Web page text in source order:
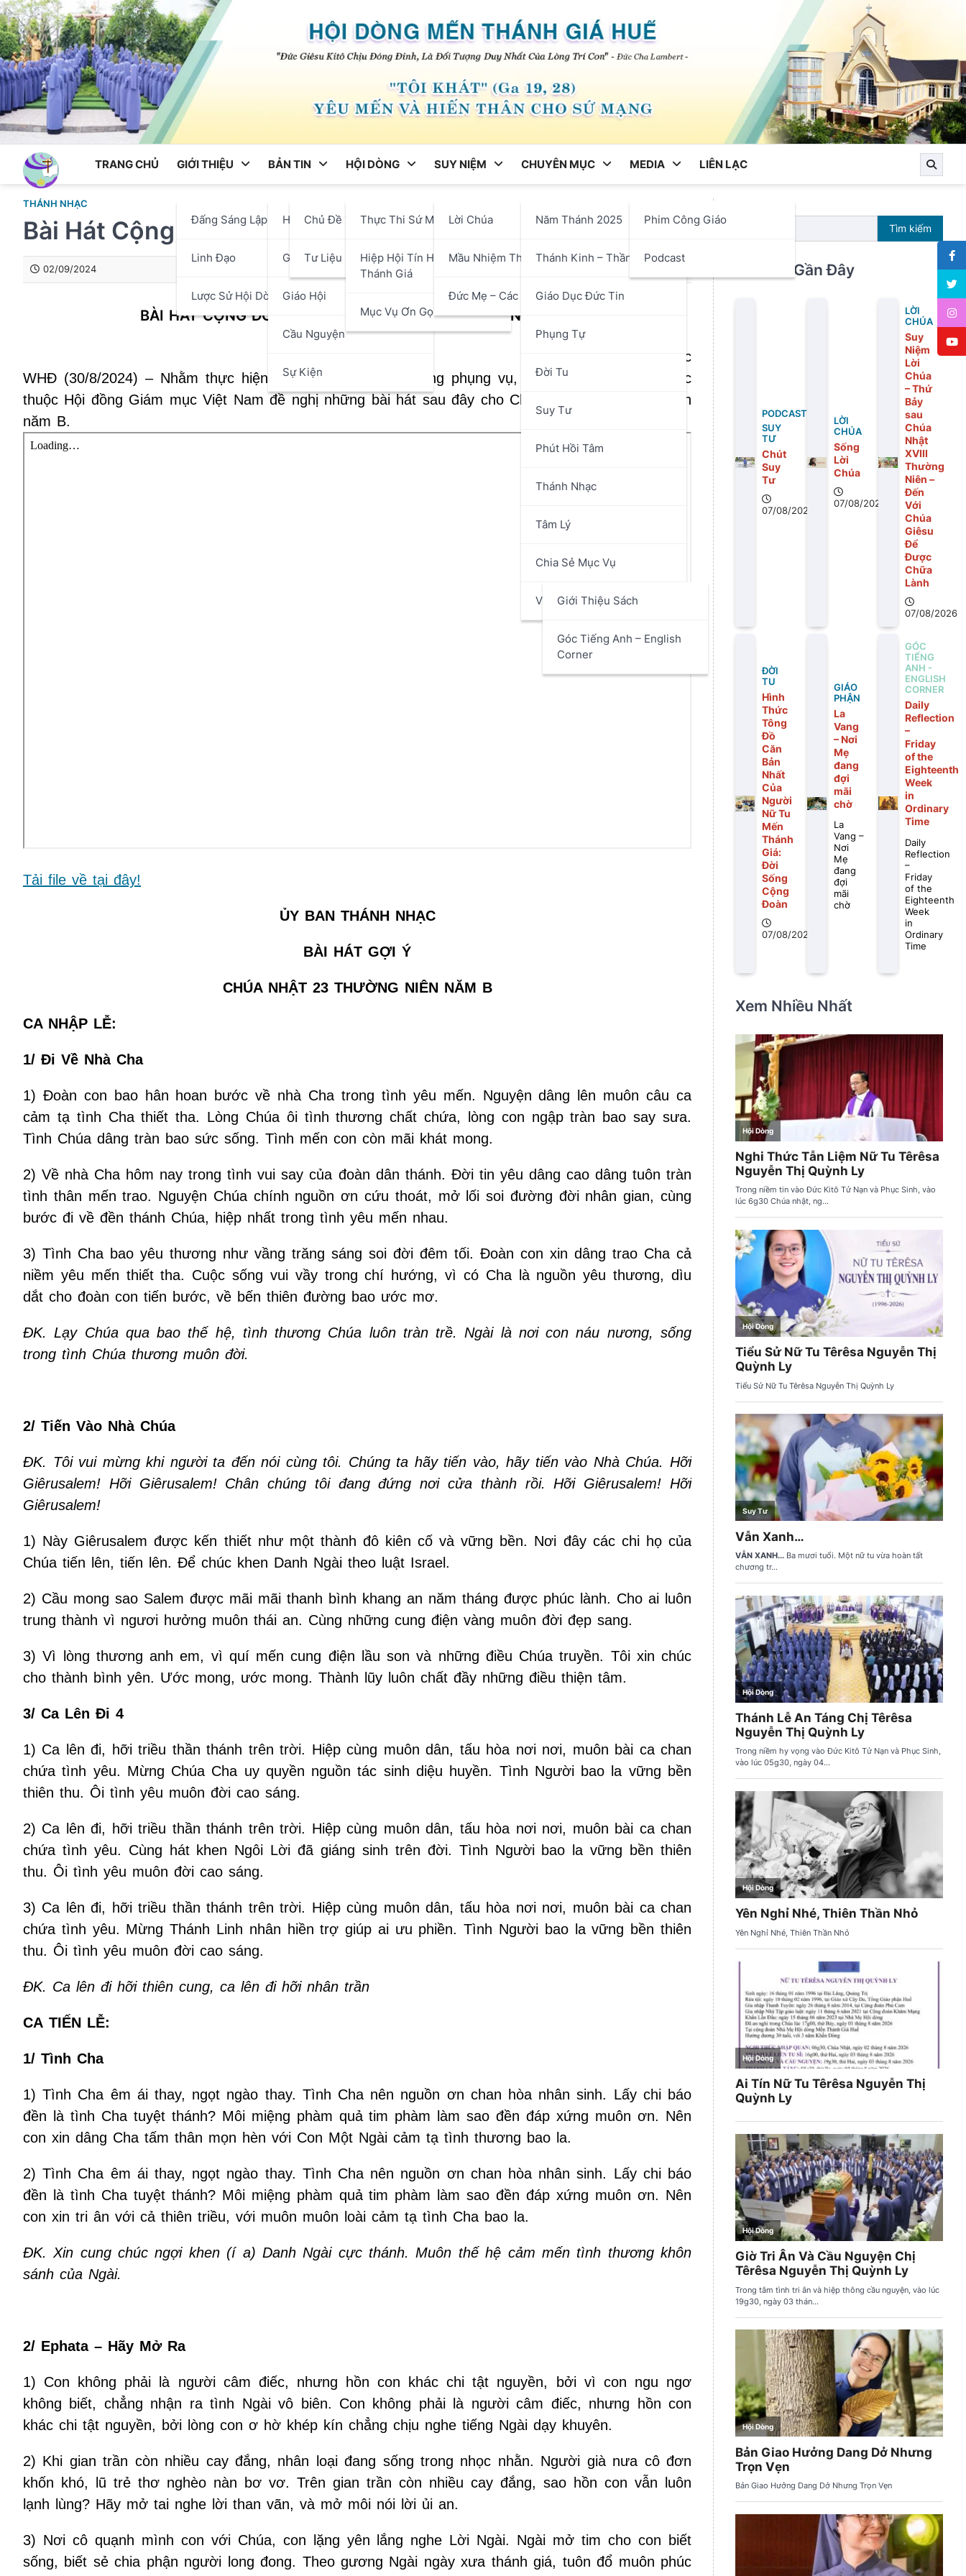
Skip
to
content
TRANG CHỦ GIỚI THIỆU
Đấng Sáng Lập
Linh Đạo
Lược Sử Hội Dòng
BẢN TIN
Hội Dòng
Chủ Đề Tháng
Tư Liệu
Giáo Phận
Giáo Hội
Cầu Nguyện
Sự Kiện
HỘI DÒNG
Thực Thi Sứ Mạng
Hiệp Hội Tín Hữu Mến
Thánh Giá
Mục Vụ Ơn Gọi
SUY NIỆM
Lời Chúa
Mầu Nhiệm Thánh Giá
Đức Mẹ – Các Thánh
CHUYÊN MỤC
Năm Thánh 2025
Thánh Kinh – Thần Học
Giáo Dục Đức Tin
Phụng Tự
Đời Tu
Suy Tư
Phút Hồi Tâm
Thánh Nhạc
Tâm Lý
Chia Sẻ Mục Vụ
Văn Hóa Nghệ Thuật
Giới Thiệu Sách
Góc Tiếng Anh – English
Corner
MEDIA
Phim Công Giáo
Podcast
LIÊN LẠC
THÁNH NHẠC
Bài Hát Cộng Đồng Chúa Nhật 23 Thường Niên Năm B
02/09/2024
BÀI HÁT CỘNG ĐỒNG CHÚA NHẬT 23 THƯỜNG NIÊN NĂM B
Ủy ban Thánh Nhạc
WHĐ (30/8/2024) – Nhằm thực hiện việc hát cộng đồng trong phụng vụ, Ủy ban Thánh nhạc trực
thuộc Hội đồng Giám mục Việt Nam đề nghị những bài hát sau đây cho Chúa nhật 23 Thường Niên
năm B.
Tải file về tại đây!
ỦY BAN THÁNH NHẠC
BÀI HÁT GỢI Ý
CHÚA NHẬT 23 THƯỜNG NIÊN NĂM B
CA NHẬP LỄ:
1/ Đi Về Nhà Cha
1) Đoàn con bao hân hoan bước về nhà Cha trong tình yêu mến. Nguyện dâng lên muôn câu ca
cảm tạ tình Cha thiết tha. Lòng Chúa ôi tình thương chất chứa, lòng con ngập tràn bao say sưa.
Tình Chúa dâng tràn bao sức sống. Tình mến con còn mãi khát mong.
2) Về nhà Cha hôm nay trong tình vui say của đoàn dân thánh. Đời tin yêu dâng cao dâng tuôn tràn
tình thân mến trao. Nguyện Chúa chính nguồn ơn cứu thoát, mở lối soi đường đời nhân gian, cùng
bước đi về đền thánh Chúa, hiệp nhất trong tình yêu mến nhau.
3) Tình Cha bao yêu thương như vầng trăng sáng soi đời đêm tối. Đoàn con xin dâng trao Cha cả
niềm yêu mến thiết tha. Cuộc sống vui vầy trong chí hướng, vì có Cha là nguồn yêu thương, dìu
dắt cho đoàn con tiến bước, về bến thiên đường bao ước mơ.
ĐK. Lạy Chúa qua bao thế hệ, tình thương Chúa luôn tràn trề. Ngài là nơi con náu nương, sống
trong tình Chúa thương muôn đời.
2/ Tiến Vào Nhà Chúa
ĐK. Tôi vui mừng khi người ta đến nói cùng tôi. Chúng ta hãy tiến vào, hãy tiến vào Nhà Chúa. Hỡi
Giêrusalem! Hỡi Giêrusalem! Chân chúng tôi đang đứng nơi cửa thành rồi. Hỡi Giêrusalem! Hỡi
Giêrusalem!
1) Này Giêrusalem được kến thiết như một thành đô kiên cố và vững bền. Nơi đây các chi họ của
Chúa tiến lên, tiến lên. Để chúc khen Danh Ngài theo luật Israel.
2) Cầu mong sao Salem được mãi mãi thanh bình khang an năm tháng được phúc lành. Cho ai luôn
trung thành vì ngươi hưởng muôn thái an. Cùng những cung điện vàng muôn đời đẹp sang.
3) Vì lòng thương anh em, vì quí mến cung điện lầu son và những điều Chúa truyền. Tôi xin chúc
cho thành bình yên. Ước mong, ước mong. Thành lũy luôn chất đầy những điều thiện tâm.
3/ Ca Lên Đi 4
1) Ca lên đi, hỡi triều thần thánh trên trời. Hiệp cùng muôn dân, tấu hòa nơi nơi, muôn bài ca chan
chứa tình yêu. Mừng Chúa Cha uy quyền nguồn tác sinh diệu huyền. Tình Người bao la vững bền
thiên thu. Ôi tình yêu muôn đời cao sáng.
2) Ca lên đi, hỡi triều thần thánh trên trời. Hiệp cùng muôn dân, tấu hòa nơi nơi, muôn bài ca chan
chứa tình yêu. Cùng hát khen Ngôi Lời đã giáng sinh trên đời. Tình Người bao la vững bền thiên
thu. Ôi tình yêu muôn đời cao sáng.
3) Ca lên đi, hỡi triều thần thánh trên trời. Hiệp cùng muôn dân, tấu hòa nơi nơi, muôn bài ca chan
chứa tình yêu. Mừng Thánh Linh nhân hiền trợ giúp ai ưu phiền. Tình Người bao la vững bền thiên
thu. Ôi tình yêu muôn đời cao sáng.
ÐK. Ca lên đi hỡi thiên cung, ca lên đi hỡi nhân trần
CA TIẾN LỄ:
1/ Tình Cha
1) Tình Cha êm ái thay, ngọt ngào thay. Tình Cha nên nguồn ơn chan hòa nhân sinh. Lấy chi báo
đền là tình Cha tuyệt thánh? Môi miệng phàm quả tim phàm làm sao đền đáp xứng muôn ơn. Nên
con xin dâng Cha tấm thân mọn hèn với Con Một Ngài cảm tạ tình thương bao la.
2) Tình Cha êm ái thay, ngọt ngào thay. Tình Cha nên nguồn ơn chan hòa nhân sinh. Lấy chi báo
đền là tình Cha tuyệt thánh? Môi miệng phàm quả tim phàm làm sao đền đáp xứng muôn ơn. Nên
con xin tri ân với cả thiên triều, với muôn muôn loài cảm tạ tình Cha bao la.
ĐK. Xin cung chúc ngợi khen (í a) Danh Ngài cực thánh. Muôn thế hệ cảm mến tình thương khôn
sánh của Ngài.
2/ Ephata – Hãy Mở Ra
1) Con không phải là người câm điếc, nhưng hồn con khác chi tật nguyền, bởi vì con ngu ngơ
không biết, chẳng nhận ra tình Ngài vô biên. Con không phải là người câm điếc, nhưng hồn con
khác chi tật nguyền, bởi lòng con ơ hờ khép kín chẳng chịu nghe tiếng Ngài dạy khuyên.
2) Khi gian trần còn nhiều cay đắng, nhân loại đang sống trong nhọc nhằn. Người già nưa cô đơn
khốn khó, lũ trẻ thơ nghèo nàn bơ vơ. Trên gian trần còn nhiều cay đắng, sao hồn con vẫn luôn
lạnh lùng? Hãy mở tai nghe lời than vãn, và mở môi nói lời ủi an.
3) Nơi cô quạnh mình con với Chúa, con lặng yên lắng nghe Lời Ngài. Ngài mở tim cho con biết
sống, biết sẻ chia phận người long đong. Theo gương Ngài ngày xưa thánh giá, tuôn đổ muôn phúc
Tìm kiếm
Bài Viết Gần Đây
PODCAST
SUY
TƯ
Chút
Suy
Tư
07/08/2026
LỜI
CHÚA
Sống
Lời
Chúa
07/08/2026
LỜI
CHÚA
Suy
Niệm
Lời
Chúa
– Thứ
Bảy
sau
Chúa
Nhật
XVIII
Thường
Niên –
Đến
Với
Chúa
Giêsu
Để
Được
Chữa
Lành
07/08/2026
ĐỜI
TU
Hình
Thức
Tông
Đồ
Căn
Bản
Nhất
Của
Người
Nữ Tu
Mến
Thánh
Giá:
Đời
Sống
Cộng
Đoàn
07/08/2026
GIÁO
PHẬN
La
Vang
– Nơi
Mẹ
đang
đợi
mãi
chờ
La
Vang –
Nơi
Mẹ
đang
đợi
mãi
chờ
GÓC
TIẾNG
ANH -
ENGLISH
CORNER
Daily
Reflection
–
Friday
of the
Eighteenth
Week
in
Ordinary
Time
Daily
Reflection
–
Friday
of the
Eighteenth
Week
in
Ordinary
Time
Xem Nhiều Nhất